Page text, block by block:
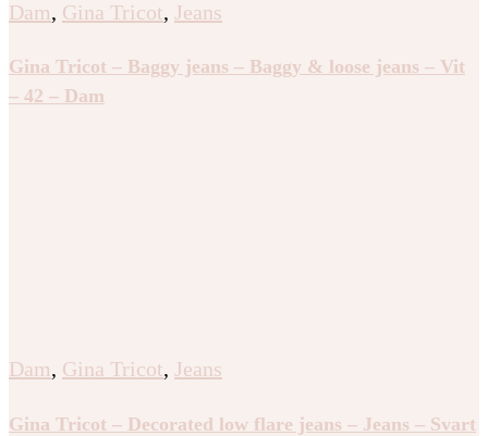
Dam, Gina Tricot, Jeans
Gina Tricot – Baggy jeans – Baggy & loose jeans – Vit
– 42 – Dam
Dam, Gina Tricot, Jeans
Gina Tricot – Decorated low flare jeans – Jeans – Svart